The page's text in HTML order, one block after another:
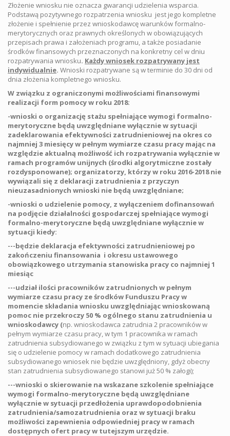
Złożenie wniosku nie oznacza gwarancji udzielenia wsparcia.
Podstawą pozytywnego rozpatrzenia wniosku jest jego kompletne
złożenie i spełnienie przez wnioskodawcę warunków formalno-
merytorycznych oraz prawnych określonych w obowiązujących
przepisach prawa i założeniach programu, a także posiadanie
środków finansowych przeznaczonych na konkretny cel w dniu
rozpatrywania wniosku. Każdy wniosek rozpatrywany jest
indywidualnie. Wnioski rozpatrywane są w terminie do 30 dni od
dnia złożenia kompletnego wniosku.
W związku z ograniczonymi możliwościami finansowymi
realizacji form pomocy w roku 2018:
-wnioski o organizację stażu spełniające wymogi formalno-
merytoryczne będą uwzględniane wyłącznie w sytuacji
zadeklarowania efektywności zatrudnieniowej na okres co
najmniej 3 miesięcy w pełnym wymiarze czasu pracy mając na
względzie aktualną możliwość ich rozpatrywania wyłącznie w
ramach programów unijnych (środki algorytmiczne zostały
rozdysponowane); organizatorzy, którzy w roku 2016-2018 nie
wywiązali się z deklaracji zatrudnienia z przyczyn
nieuzasadnionych wnioski nie będą uwzględniane;
-wnioski o udzielenie pomocy, z wyłączeniem dofinansowań
na podjęcie działalności gospodarczej spełniające wymogi
formalno-merytoryczne będą uwzględniane wyłącznie w
sytuacji kiedy:
---będzie deklaracja efektywności zatrudnieniowej po
zakończeniu finansowania i okresu ustawowego
obowiązkowego utrzymania stanowiska pracy co najmniej 1
miesiąc
---udział ilości pracowników zatrudnionych w pełnym
wymiarze czasu pracy ze środków Funduszu Pracy w
momencie składania wniosku uwzględniając wnioskowaną
pomoc nie przekroczy 50 % ogólnego stanu zatrudnienia u
wnioskodawcy (np. wnioskodawca zatrudnia 2 pracowników w
pełnym wymiarze czasu pracy, w tym 1 pracownika w ramach
zatrudnienia subsydiowanego w związku z tym w sytuacji ubiegania
się o udzielenie pomocy w ramach dodatkowego zatrudnienia
subsydiowanego wniosek nie będzie uwzględniony, gdyż obecny
stan zatrudnienia subsydiowanego stanowi już 50 % załogi);
---wnioski o skierowanie na wskazane szkolenie spełniające
wymogi formalno-merytoryczne będą uwzględniane
wyłącznie w sytuacji przedłożenia uprawdopodobnienia
zatrudnienia/samozatrudnienia oraz w sytuacji braku
możliwości zapewnienia odpowiedniej pracy w ramach
dostępnych ofert pracy w tutejszym urzędzie.